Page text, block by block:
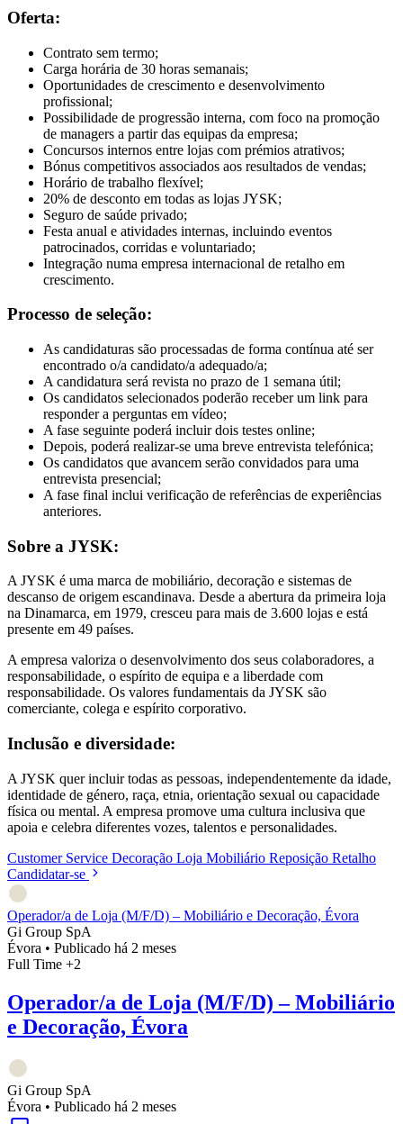
Oferta:
Contrato sem termo;
Carga horária de 30 horas semanais;
Oportunidades de crescimento e desenvolvimento
profissional;
Possibilidade de progressão interna, com foco na promoção
de managers a partir das equipas da empresa;
Concursos internos entre lojas com prémios atrativos;
Bónus competitivos associados aos resultados de vendas;
Horário de trabalho flexível;
20% de desconto em todas as lojas JYSK;
Seguro de saúde privado;
Festa anual e atividades internas, incluindo eventos
patrocinados, corridas e voluntariado;
Integração numa empresa internacional de retalho em
crescimento.
Processo de seleção:
As candidaturas são processadas de forma contínua até ser
encontrado o/a candidato/a adequado/a;
A candidatura será revista no prazo de 1 semana útil;
Os candidatos selecionados poderão receber um link para
responder a perguntas em vídeo;
A fase seguinte poderá incluir dois testes online;
Depois, poderá realizar-se uma breve entrevista telefónica;
Os candidatos que avancem serão convidados para uma
entrevista presencial;
A fase final inclui verificação de referências de experiências
anteriores.
Sobre a JYSK:
A JYSK é uma marca de mobiliário, decoração e sistemas de
descanso de origem escandinava. Desde a abertura da primeira loja
na Dinamarca, em 1979, cresceu para mais de 3.600 lojas e está
presente em 49 países.
A empresa valoriza o desenvolvimento dos seus colaboradores, a
responsabilidade, o espírito de equipa e a liberdade com
responsabilidade. Os valores fundamentais da JYSK são
comerciante, colega e espírito corporativo.
Inclusão e diversidade:
A JYSK quer incluir todas as pessoas, independentemente da idade,
identidade de género, raça, etnia, orientação sexual ou capacidade
física ou mental. A empresa promove uma cultura inclusiva que
apoia e celebra diferentes vozes, talentos e personalidades.
Customer Service Decoração Loja Mobiliário Reposição Retalho
Candidatar-se
Operador/a de Loja (M/F/D) – Mobiliário e Decoração, Évora
Gi Group SpA
Évora • Publicado há 2 meses
Full Time +2
Operador/a de Loja (M/F/D) – Mobiliário
e Decoração, Évora
Gi Group SpA
Évora • Publicado há 2 meses